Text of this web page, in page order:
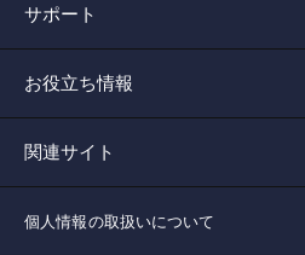
サポート
お役立ち情報
関連サイト
個人情報の取扱いについて